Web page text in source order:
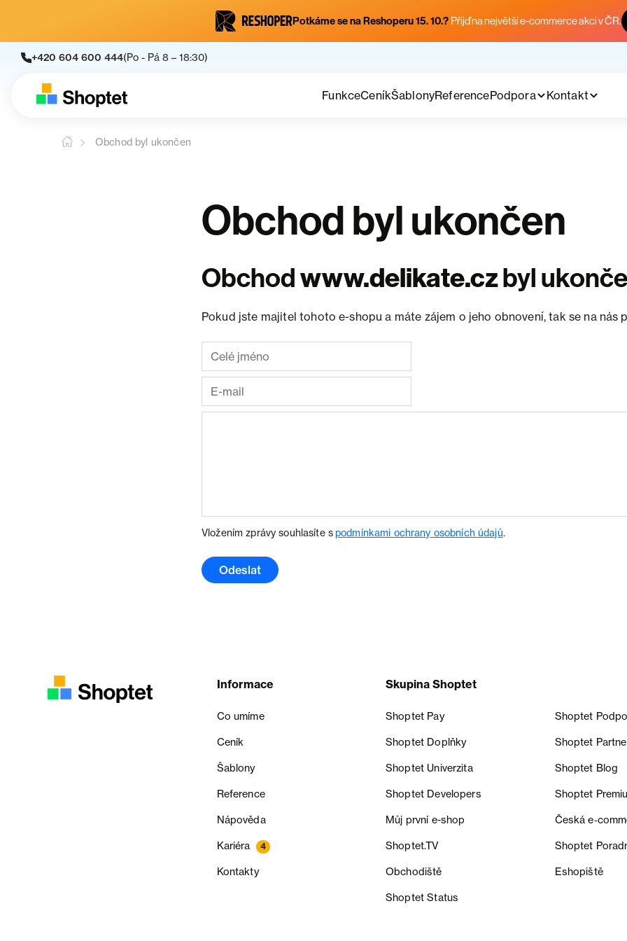
Potkáme se na Reshoperu 15. 10.? Přijď na největší e-commerce akci v ČR.
+420 604 600 444(Po - Pá 8 – 18:30)
FunkceCeníkŠablonyReferencePodpora Kontakt
Obchod byl ukončen
Obchod byl ukončen
Obchodwww.delikate.czbyl
Pokud jste majitel tohoto e-shopu a máte zájem o jeho obnovení, tak se na nás
Vložením zprávy souhlasíte spodmínkami ochrany osobních údajů.
Odeslat
Informace
Co umíme
Ceník
Šablony
Reference
Nápověda
Kariéra 4
Kontakty
Skupina Shoptet
Shoptet Pay Shoptet
Shoptet Doplňky Shoptet
Shoptet Univerzita Shoptet Blog
Shoptet Developers Shoptet
Můj první e-shop Česká
Shoptet.TV Shoptet
Obchodiště Eshopiště
Shoptet Status